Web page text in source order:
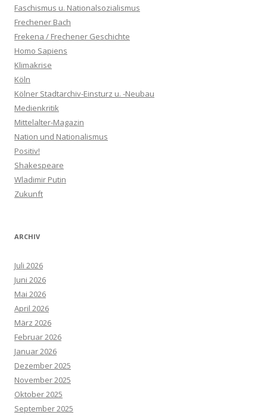
Faschismus u. Nationalsozialismus
Frechener Bach
Frekena / Frechener Geschichte
Homo Sapiens
Klimakrise
Köln
Kölner Stadtarchiv-Einsturz u. -Neubau
Medienkritik
Mittelalter-Magazin
Nation und Nationalismus
Positiv!
Shakespeare
Wladimir Putin
Zukunft
ARCHIV
Juli 2026
Juni 2026
Mai 2026
April 2026
März 2026
Februar 2026
Januar 2026
Dezember 2025
November 2025
Oktober 2025
September 2025